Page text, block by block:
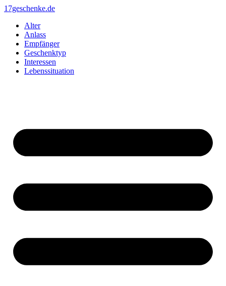
Zum
springen
17geschenke.de
Alter
Anlass
Empfänger
Geschenktyp
Interessen
Lebenssituation